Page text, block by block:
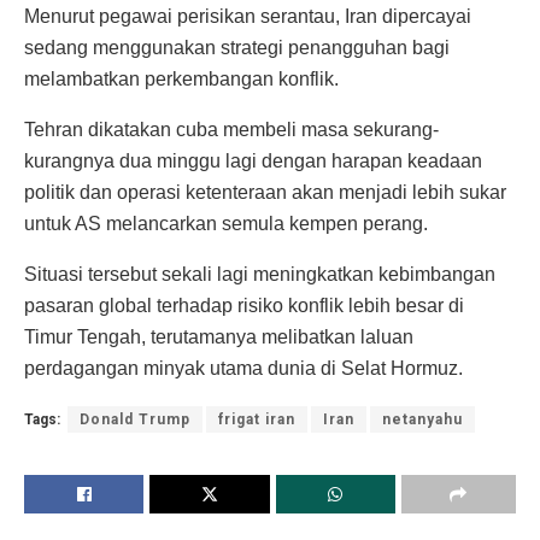
Menurut pegawai perisikan serantau, Iran dipercayai
sedang menggunakan strategi penangguhan bagi
melambatkan perkembangan konflik.
Tehran dikatakan cuba membeli masa sekurang-
kurangnya dua minggu lagi dengan harapan keadaan
politik dan operasi ketenteraan akan menjadi lebih sukar
untuk AS melancarkan semula kempen perang.
Situasi tersebut sekali lagi meningkatkan kebimbangan
pasaran global terhadap risiko konflik lebih besar di
Timur Tengah, terutamanya melibatkan laluan
perdagangan minyak utama dunia di Selat Hormuz.
Tags: Donald Trump frigat iran Iran netanyahu